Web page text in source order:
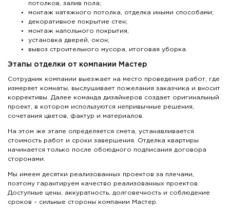
потолков, залив пола;
монтаж натяжного потолка, отделка иными способами;
декоративное покрытие стен;
монтаж напольного покрытия;
установка дверей, окон;
вывоз строительного мусора, итоговая уборка.
Этапы отделки от компании Мастер
Сотрудник компании выезжает на место проведения работ, где
измеряет комнаты, выслушивает пожелания заказчика и вносит
коррективы. Далее команда дизайнеров создает оригинальный
проект, в котором используются непривычные решения,
сочетания цветов, фактур и материалов.
На этом же этапе определяется смета, устанавливается
стоимость работ и сроки завершения. Отделка квартиры
начинается только после обоюдного подписания договора
сторонами.
Мы имеем десятки реализованных проектов за плечами,
поэтому гарантируем качество реализованных проектов.
Доступные цены, аккуратность, долговечность и соблюдение
сроков – сильные стороны компании Мастер.